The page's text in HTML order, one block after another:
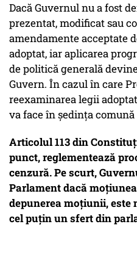
Dacă Guvernul nu a fost
prezentat, modificat sau
amendamente acceptate
adoptat, iar aplicarea
de politică generală
Guvern. În cazul în care
reexaminarea legii
va face în şedinţa comună
Articolul 113 din
punct, reglementează
cenzură. Pe scurt,
Parlament dacă
depunerea moțiunii, este
cel puțin un sfert din